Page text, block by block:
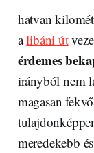
hatvan
alibáni út
érdemes
irányból nem
magasan
meredekebb